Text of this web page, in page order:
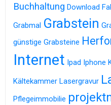
Buchhaltung Download
Grabmal Grabstein
günstige Grabsteine
Internet Ipad Iphone
Kältekammer Lasergravur
Pflegeimmobilie